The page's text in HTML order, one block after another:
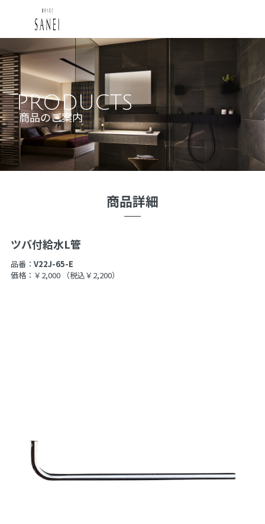
PRODUCTS
商品のご案内
商品詳細
ツバ付給水L管
品番： V22J-65-E
価格：￥2,000
（税込￥2,200）